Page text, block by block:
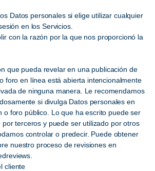
Datos personales si elige utilizar cualquier
en los Servicios.
con la razón por la que nos proporcionó la
que pueda revelar en una publicación de
foro en línea está abierta intencionalmente
de ninguna manera. Le recomendamos
si divulga Datos personales en
o foro público. Lo que ha escrito puede ser
por terceros y puede ser utilizado por otros
controlar o predecir. Puede obtener
nuestro proceso de revisiones en
cliente